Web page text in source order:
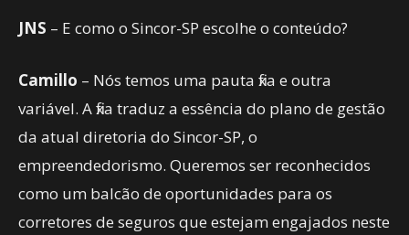
JNS – E como o Sincor-SP escolhe o conteúdo?
Camillo – Nós temos uma pauta fixa e outra
variável. A fixa traduz a essência do plano de gestão
da atual diretoria do Sincor-SP, o
empreendedorismo. Queremos ser reconhecidos
como um balcão de oportunidades para os
corretores de seguros que estejam engajados neste